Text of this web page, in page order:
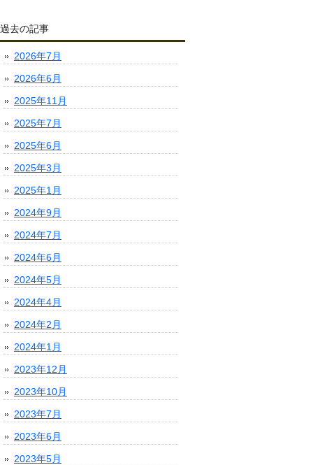
過去の記事
2026年7月
2026年6月
2025年11月
2025年7月
2025年6月
2025年3月
2025年1月
2024年9月
2024年7月
2024年6月
2024年5月
2024年4月
2024年2月
2024年1月
2023年12月
2023年10月
2023年7月
2023年6月
2023年5月